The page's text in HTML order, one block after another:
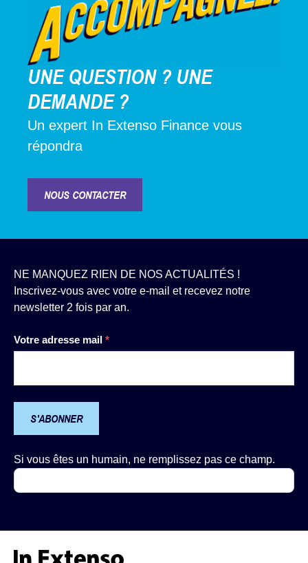
UNE QUESTION ? UNE
DEMANDE ?
Un expert In Extenso Finance vous
répondra
NOUS CONTACTER
NE MANQUEZ RIEN DE NOS ACTUALITÉS !
Inscrivez-vous avec votre e-mail et recevez notre
newsletter 2 fois par an.
Votre adresse mail *
S'ABONNER
Si vous êtes un humain, ne remplissez pas ce champ.